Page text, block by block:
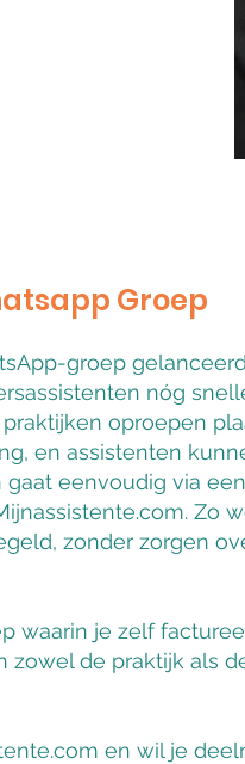
Groep
groep
nóg
oproepen
en assistenten
eenvoudig via
Zo
zonder zorgen
waarin je zelf
zowel de praktijk als
en wil je